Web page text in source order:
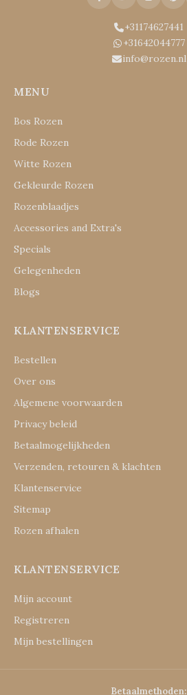
+31174627441
+31642044777
info@rozen.nl
MENU
Bos Rozen
Rode Rozen
Witte Rozen
Gekleurde Rozen
Rozenblaadjes
Accessories and Extra's
Specials
Gelegenheden
Blogs
KLANTENSERVICE
Bestellen
Over ons
Algemene voorwaarden
Privacy beleid
Betaalmogelijkheden
Verzenden, retouren & klachten
Klantenservice
Sitemap
Rozen afhalen
KLANTENSERVICE
Mijn account
Registreren
Mijn bestellingen
Betaalmethoden: